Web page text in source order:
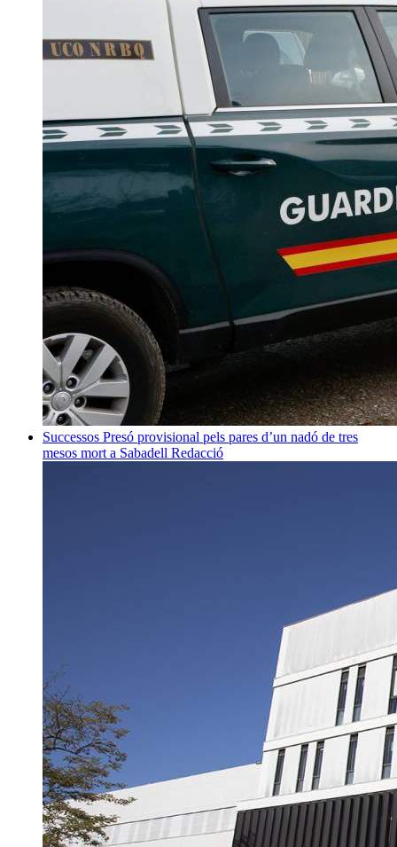
Successos Presó provisional pels pares d’un nadó de tres
mesos mort a Sabadell Redacció